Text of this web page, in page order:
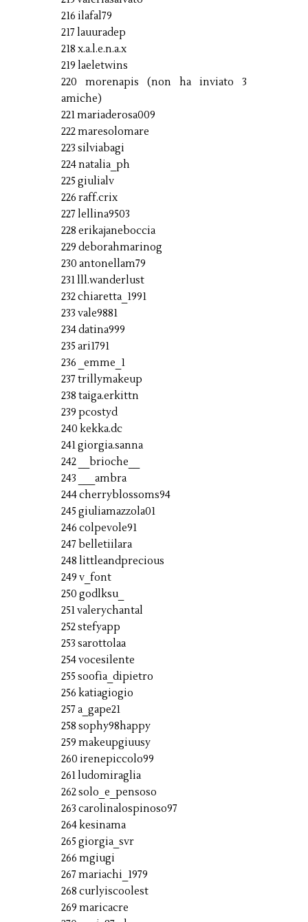
216 ilafal79
217 lauuradep
218 x.a.l.e.n.a.x
219 laeletwins
220 morenapis (non ha inviato 3
amiche)
221 mariaderosa009
222 maresolomare
223 silviabagi
224 natalia_ph
225 giulialv
226 raff.crix
227 lellina9503
228 erikajaneboccia
229 deborahmarinog
230 antonellam79
231 lll.wanderlust
232 chiaretta_1991
233 vale9881
234 datina999
235 ari1791
236 _emme_1
237 trillymakeup
238 taiga.erkittn
239 pcostyd
240 kekka.dc
241 giorgia.sanna
242 __brioche__
243 ___ambra
244 cherryblossoms94
245 giuliamazzola01
246 colpevole91
247 belletiilara
248 littleandprecious
249 v_font
250 godlksu_
251 valerychantal
252 stefyapp
253 sarottolaa
254 vocesilente
255 soofia_dipietro
256 katiagiogio
257 a_gape21
258 sophy98happy
259 makeupgiuusy
260 irenepiccolo99
261 ludomiraglia
262 solo_e_pensoso
263 carolinalospinoso97
264 kesinama
265 giorgia_svr
266 mgiugi
267 mariachi_1979
268 curlyiscoolest
269 maricacre